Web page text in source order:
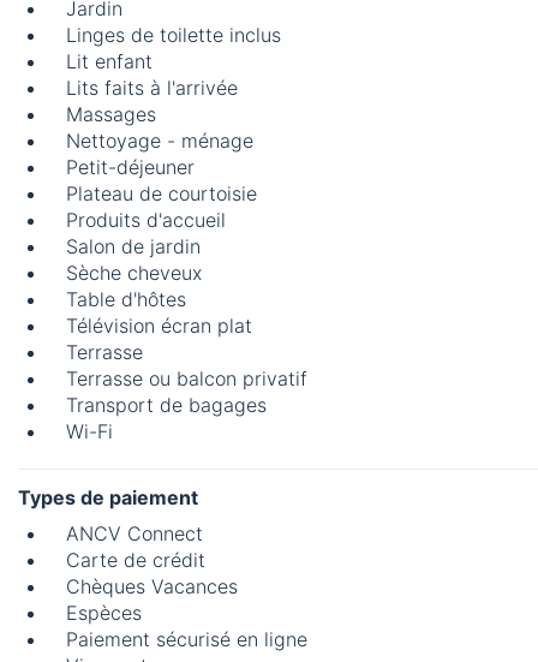
Jardin
Linges de toilette inclus
Lit enfant
Lits faits à l'arrivée
Massages
Nettoyage - ménage
Petit-déjeuner
Plateau de courtoisie
Produits d'accueil
Salon de jardin
Sèche cheveux
Table d'hôtes
Télévision écran plat
Terrasse
Terrasse ou balcon privatif
Transport de bagages
Wi-Fi
Types de paiement
ANCV Connect
Carte de crédit
Chèques Vacances
Espèces
Paiement sécurisé en ligne